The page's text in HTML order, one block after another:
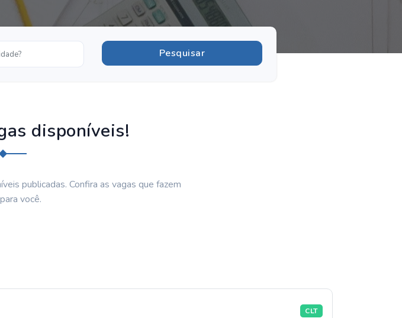
disponíveis!
publicadas. Confira as vagas que fazem
você.
CLT